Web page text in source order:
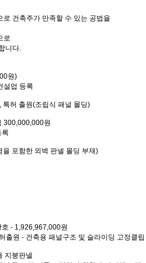
건축주가 만족할 수 있는 공법을
로
니다.
원)
설업 등록
허 출원(조립식 패널 몰딩)
300,000,000원
록
포함한 외벽 판넬 몰딩 부재)
- 1,926,967,000원
출원 - 건축용 패널구조 및 슬라이딩 고정클립
지붕판넬